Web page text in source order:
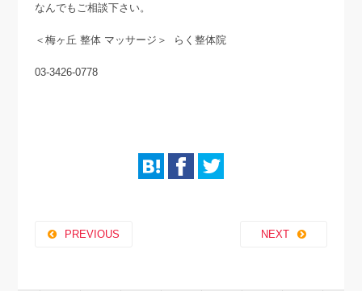
なんでもご相談下さい。
＜梅ヶ丘 整体 マッサージ＞ らく整体院
03-3426-0778
PREVIOUS NEXT